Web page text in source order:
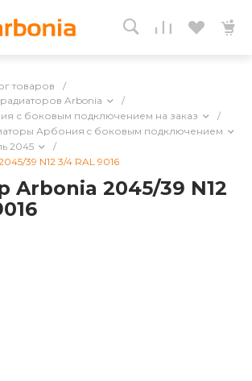
товаров
/
Arbonia
/
с боковым подключением на заказ
/
Арбония c боковым подключением
2045
/
39 N12 3/4 RAL 9016
Arbonia 2045/39 N12